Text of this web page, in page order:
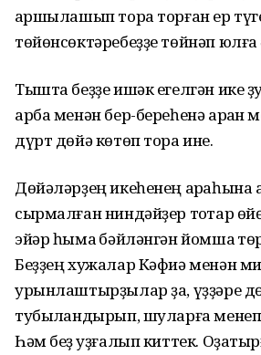
ҡаршылашып тора торған ер
төйөнсөктәребеҙҙе төйнәп
Тышта беҙҙе ишәк егелгән ике
арба менән бер-береһенә арҡан
дүрт дөйә көтөп тора ине.
Дөйәләрҙең икеһенең арҡаһына
сырмалған ниндәйҙер тоҡтар
эйәр һымаҡ бәйләнгән йомшаҡ
Беҙҙең хужалар Кәфиә менән
урынлаштырҙылар ҙа, үҙҙәре
тубыҡландырып, шуларға
Һәм беҙ ҡуҙғалып киттек.